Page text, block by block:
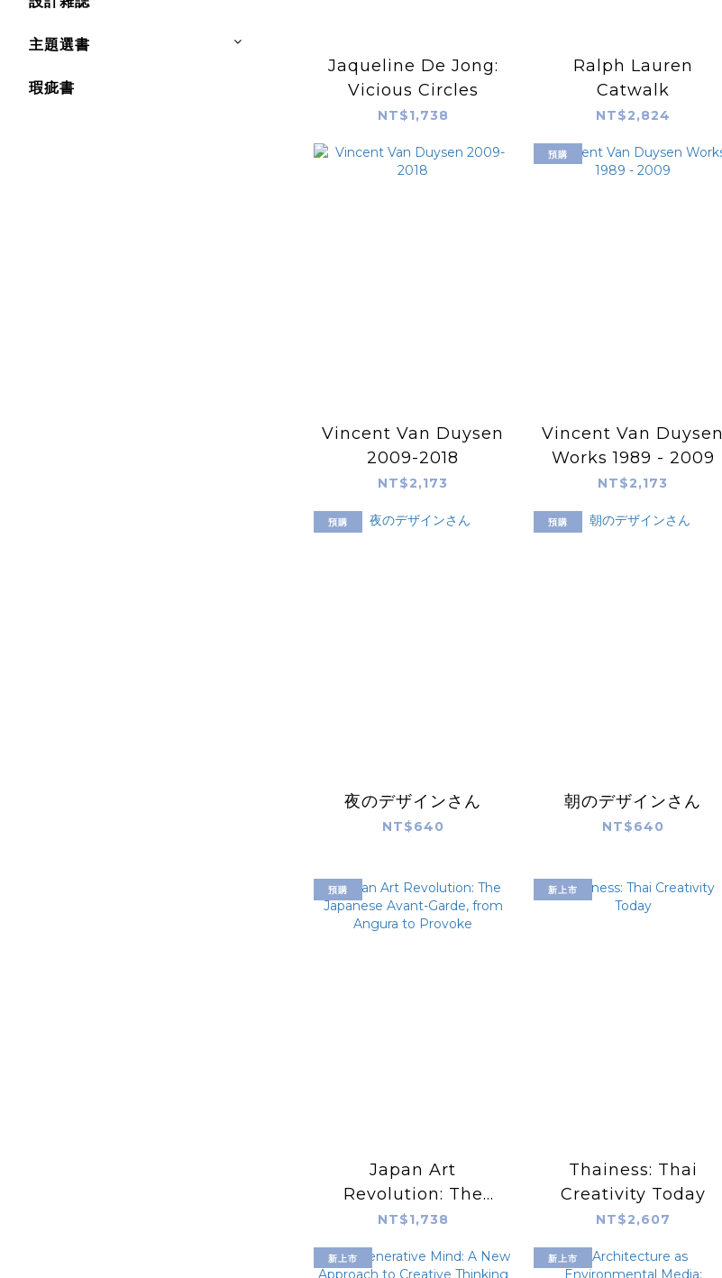
主題選書
瑕疵書
Jaqueline De Jong:
Vicious Circles
NT$1,738
Ralph Lauren
Catwalk
NT$2,824
Vincent Van Duysen
2009-2018
NT$2,173
預購
Vincent Van Duysen
Works 1989 - 2009
NT$2,173
預購
夜のデザインさん
NT$640
預購
朝のデザインさん
NT$640
預購
Japan Art
Revolution: The
Japanese Avant-
Garde, from Angura
to Provoke
NT$1,738
新上市
Thainess: Thai
Creativity Today
NT$2,607
新上市 新上市